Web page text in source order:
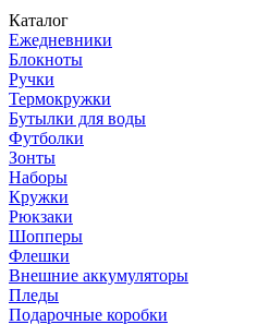
Каталог
Ежедневники
Блокноты
Ручки
Термокружки
Бутылки для воды
Футболки
Зонты
Наборы
Кружки
Рюкзаки
Шопперы
Флешки
Внешние аккумуляторы
Пледы
Подарочные коробки